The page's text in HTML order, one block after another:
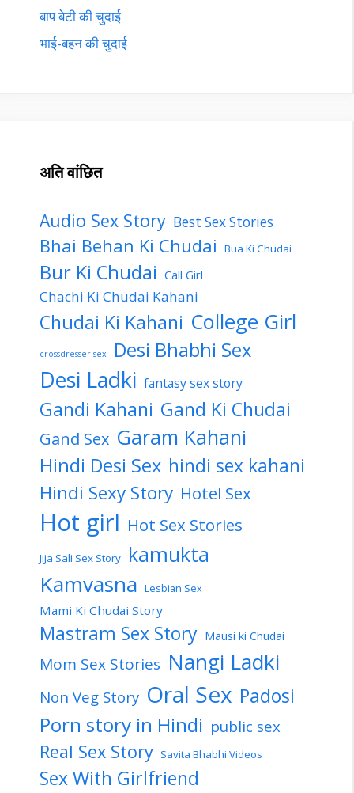
बाप बेटी की चुदाई
भाई-बहन की चुदाई
अति वांछित
Audio Sex Story Best Sex Stories
Bhai Behan Ki Chudai Bua Ki Chudai
Bur Ki Chudai Call Girl
Chachi Ki Chudai Kahani
Chudai Ki Kahani College Girl
crossdresser sex Desi Bhabhi Sex
Desi Ladki fantasy sex story
Gandi Kahani Gand Ki Chudai
Gand Sex Garam Kahani
Hindi Desi Sex hindi sex kahani
Hindi Sexy Story Hotel Sex
Hot girl Hot Sex Stories
Jija Sali Sex Story kamukta
Kamvasna Lesbian Sex
Mami Ki Chudai Story
Mastram Sex Story Mausi ki Chudai
Mom Sex Stories Nangi Ladki
Non Veg Story Oral Sex Padosi
Porn story in Hindi public sex
Real Sex Story Savita Bhabhi Videos
Sex With Girlfriend